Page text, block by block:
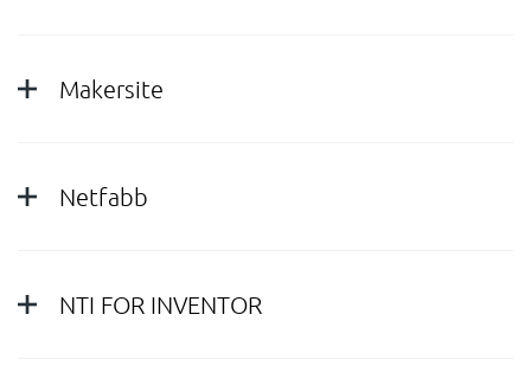
Makersite
Netfabb
NTI FOR INVENTOR